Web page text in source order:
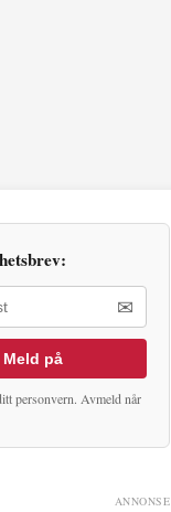
✉
Meld på
personvern. Avmeld når
ANNONSE